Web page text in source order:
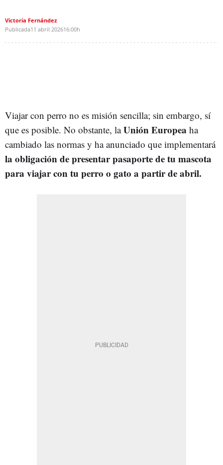
Victoria Fernández
Publicada11 abril 202616:00h
Viajar con perro no es misión sencilla; sin embargo, sí
que es posible. No obstante, laUnión Europea ha
cambiado las normas y ha anunciado que implementará
la obligación de presentar pasaporte de tu mascota
para viajar con tu perro o gato a partir de abril.